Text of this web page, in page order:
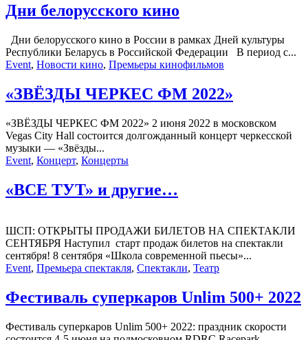
Дни белорусского кино
Дни белорусского кино в России в рамках Дней культуры
Республики Беларусь в Российской Федерации В период с...
Event, Новости кино, Премьеры кинофильмов
«ЗВЁЗДЫ ЧЕРКЕС ФМ 2022»
«ЗВЁЗДЫ ЧЕРКЕС ФМ 2022» 2 июня 2022 в московском
Vegas City Hall состоится долгожданный концерт черкесской
музыки — «Звёзды...
Event, Концерт, Концерты
«ВСЕ ТУТ» и другие…
ШСП: ОТКРЫТЫ ПРОДАЖИ БИЛЕТОВ НА СПЕКТАКЛИ
СЕНТЯБРЯ Наступил старт продаж билетов на спектакли
сентября! 8 сентября «Школа современной пьесы»...
Event, Премьера спектакля, Спектакли, Театр
Фестиваль суперкаров Unlim 500+ 2022
Фестиваль суперкаров Unlim 500+ 2022: праздник скорости